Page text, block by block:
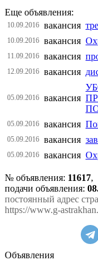
Еще объявления:
10.09.2016 вакансия
10.09.2016 вакансия
11.09.2016 вакансия
12.09.2016 вакансия
05.09.2016 вакансия
05.09.2016 вакансия
05.09.2016 вакансия
05.09.2016 вакансия
№ объявления: 11617,
подачи объявления:
постоянный адрес
https://www.g-
Объявления